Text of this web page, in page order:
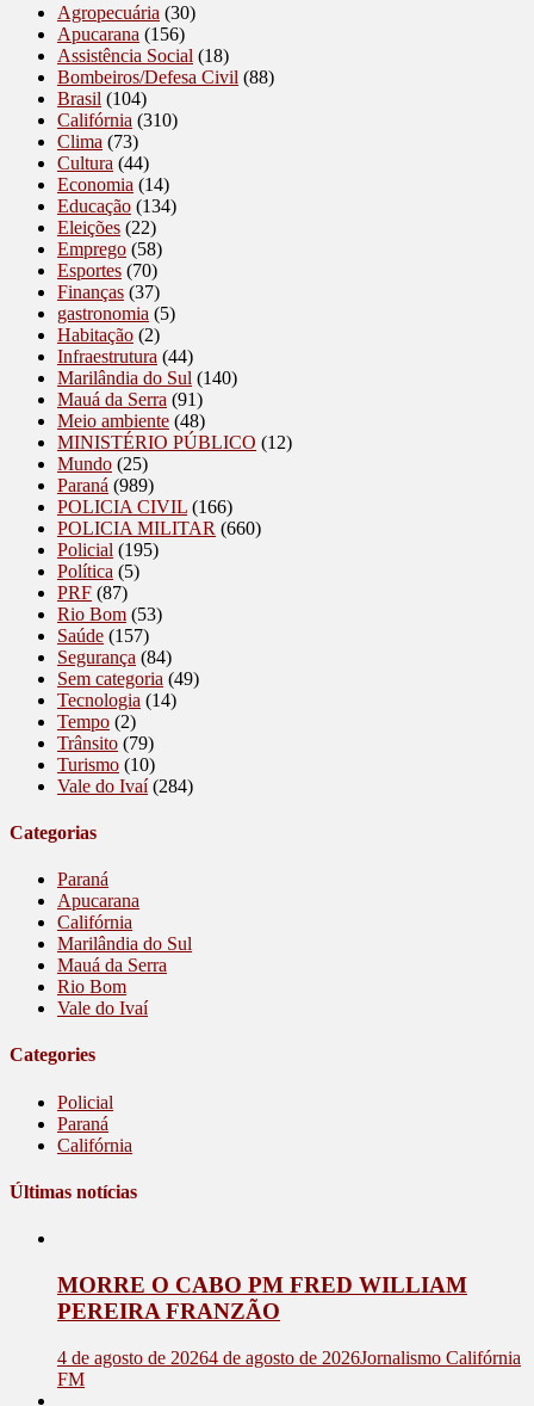
Agropecuária (30)
Apucarana (156)
Assistência Social (18)
Bombeiros/Defesa Civil (88)
Brasil (104)
Califórnia (310)
Clima (73)
Cultura (44)
Economia (14)
Educação (134)
Eleições (22)
Emprego (58)
Esportes (70)
Finanças (37)
gastronomia (5)
Habitação (2)
Infraestrutura (44)
Marilândia do Sul (140)
Mauá da Serra (91)
Meio ambiente (48)
MINISTÉRIO PÚBLICO (12)
Mundo (25)
Paraná (989)
POLICIA CIVIL (166)
POLICIA MILITAR (660)
Policial (195)
Política (5)
PRF (87)
Rio Bom (53)
Saúde (157)
Segurança (84)
Sem categoria (49)
Tecnologia (14)
Tempo (2)
Trânsito (79)
Turismo (10)
Vale do Ivaí(284)
Categorias
Paraná
Apucarana
Califórnia
Marilândia do Sul
Mauá da Serra
Rio Bom
Vale do Ivaí
Categories
Policial
Paraná
Califórnia
Últimas notícias
MORRE O CABO PM FRED WILLIAM
PEREIRA FRANZÃO
4 de agosto de 20264 de agosto de 2026Jornalismo Califórnia
FM